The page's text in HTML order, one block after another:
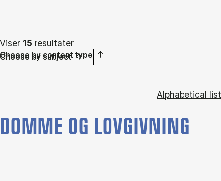
Viser 15 resultater
Choose by subject
Choose by content type
Alphabetical list
DOMME OG LOVGIVNING